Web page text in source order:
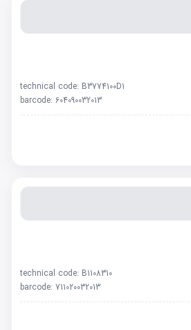
technical code: B3774100D1
barcode: 604090032013
technical code: B1108310
barcode: 711020032013